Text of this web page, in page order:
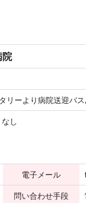
院
ーより病院送迎バス
なし
電子メール
問い合わせ手段